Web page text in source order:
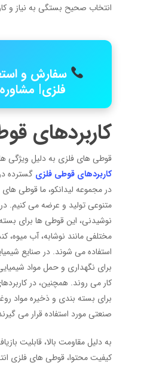
انتخاب صحیح بستگی به نیاز و
سفارش و
فلزی|
کاربردهای
قوطی ‌های فلزی به دلیل ویژگی
کاربردهای قوطی فلزی گسترده‌
در مجموعه لیدانکو، ما قوطی ‌های
متنوعی تولید و عرضه می‌ کنیم.
نوشیدنی، این قوطی‌ ها برای
مختلفی مانند نوشابه، آب‌ میوه،
استفاده می‌ شوند. در صنایع
برای نگهداری و حمل مواد
کار می ‌روند. همچنین، در
برای بسته ‌بندی و ذخیره مواد
صنعتی مورد استفاده قرار می
به دلیل مقاومت بالا، قابلیت
کیفیت محتوا، قوطی‌ های فلزی